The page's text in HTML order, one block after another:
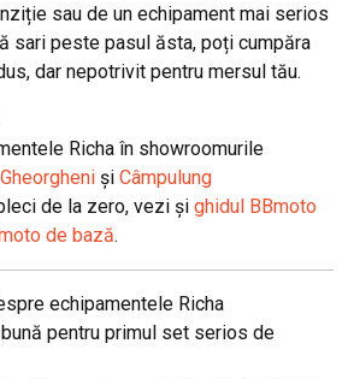
sau de un echipament mai serios
sari peste pasul ăsta, poți cumpăra
dar nepotrivit pentru mersul tău.
Richa în showroomurile
Gheorgheni și Câmpulung
de la zero, vezi și ghidul BBmoto
de bază.
echipamentele Richa
pentru primul set serios de